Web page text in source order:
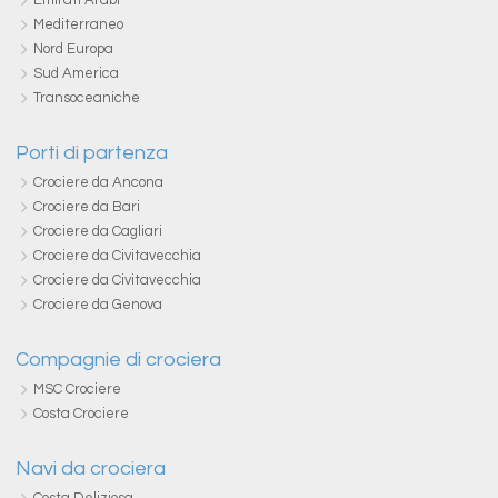
Mediterraneo
Nord Europa
Sud America
Transoceaniche
Porti di partenza
Crociere da Ancona
Crociere da Bari
Crociere da Cagliari
Crociere da Civitavecchia
Crociere da Civitavecchia
Crociere da Genova
Compagnie di crociera
MSC Crociere
Costa Crociere
Navi da crociera